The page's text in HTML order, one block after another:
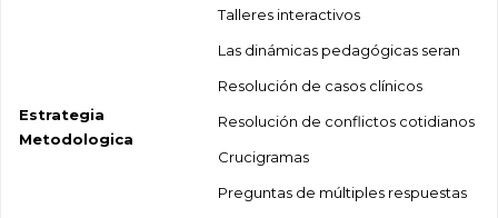
Estrategia
Metodologica
Talleres interactivos
Las dinámicas pedagógicas seran
Resolución de casos clínicos
Resolución de conflictos cotidianos
Crucigramas
Preguntas de múltiples respuestas